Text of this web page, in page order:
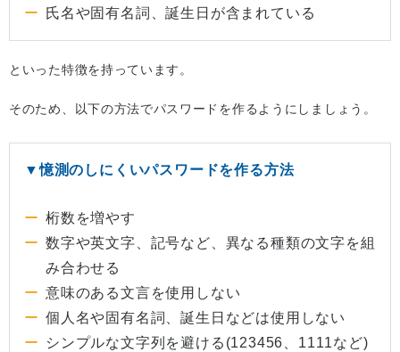
氏名や固有名詞、誕生日が含まれている
といった特徴を持っています。
そのため、以下の方法でパスワードを作るようにしましょう。
▼憶測のしにくいパスワードを作る方法
桁数を増やす
数字や英文字、記号など、異なる種類の文字を組
み合わせる
意味のある文言を使用しない
個人名や固有名詞、誕生日などは使用しない
シンプルな文字列を避ける(123456、1111など)